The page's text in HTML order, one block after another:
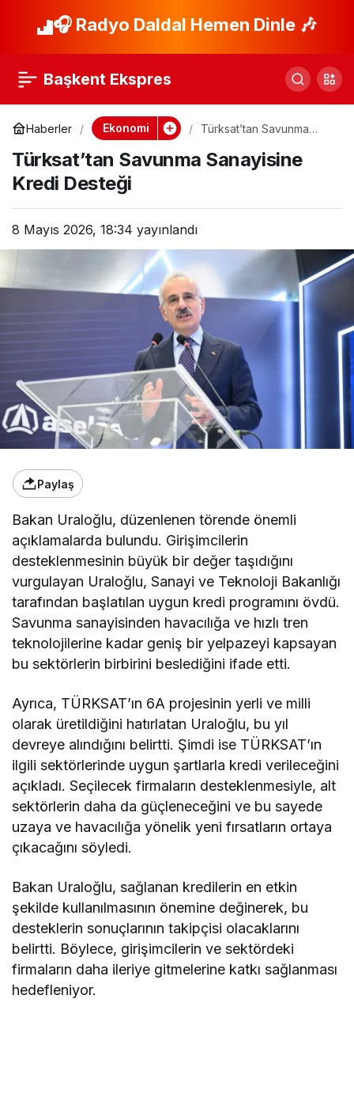
🎧 Radyo Daldal Hemen Dinle 🎶
Başkent Ekspres
Haberler Ekonomi
Türksat’tan Savunma
Türksat’tan Savunma Sanayisine
Kredi Desteği
8 Mayıs 2026, 18:34 yayınlandı
Paylaş
Bakan Uraloğlu, düzenlenen törende önemli
açıklamalarda bulundu. Girişimcilerin
desteklenmesinin büyük bir değer taşıdığını
vurgulayan Uraloğlu, Sanayi ve Teknoloji Bakanlığı
tarafından başlatılan uygun kredi programını övdü.
Savunma sanayisinden havacılığa ve hızlı tren
teknolojilerine kadar geniş bir yelpazeyi kapsayan
bu sektörlerin birbirini beslediğini ifade etti.
Ayrıca, TÜRKSAT’ın 6A projesinin yerli ve milli
olarak üretildiğini hatırlatan Uraloğlu, bu yıl
devreye alındığını belirtti. Şimdi ise TÜRKSAT’ın
ilgili sektörlerinde uygun şartlarla kredi verileceğini
açıkladı. Seçilecek firmaların desteklenmesiyle, alt
sektörlerin daha da güçleneceğini ve bu sayede
uzaya ve havacılığa yönelik yeni fırsatların ortaya
çıkacağını söyledi.
Bakan Uraloğlu, sağlanan kredilerin en etkin
şekilde kullanılmasının önemine değinerek, bu
desteklerin sonuçlarının takipçisi olacaklarını
belirtti. Böylece, girişimcilerin ve sektördeki
firmaların daha ileriye gitmelerine katkı sağlanması
hedefleniyor.
Türkiye’nin Finansal
Liraya Ulaştı!
Paylaş